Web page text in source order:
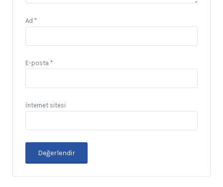
Ad *
E-posta *
İnternet sitesi